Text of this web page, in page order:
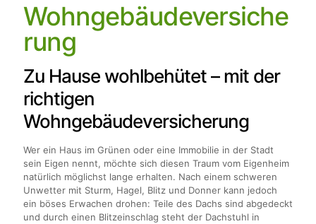
Wohngebäudeversiche
rung
Zu Hause wohlbehütet – mit der
richtigen
Wohngebäudeversicherung
Wer ein Haus im Grünen oder eine Immobilie in der Stadt
sein Eigen nennt, möchte sich diesen Traum vom Eigenheim
natürlich möglichst lange erhalten. Nach einem schweren
Unwetter mit Sturm, Hagel, Blitz und Donner kann jedoch
ein böses Erwachen drohen: Teile des Dachs sind abgedeckt
und durch einen Blitzeinschlag steht der Dachstuhl in